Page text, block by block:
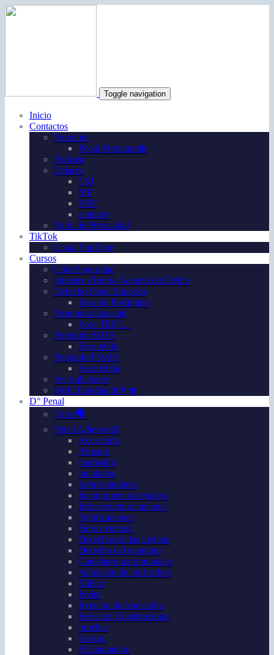
Toggle navigation
Inicio
Contactos
Premium
Penal Premium💲
Podcast
Enlaces
TSJ
MP
ENF
aepdaev
Polít. de Privacidad
TikTok
Canal YouTube
Cursos
CiberSeguridad
Intensivo Teoría General del Delito
Derecho Penal Superior
Foro de Postgrado
Programa Especial
Foro TE07…
Pregrado N03A
Foro n03a
Pregrado FS03A
Foro fs03a
Ver trabajos👀
Perfil Estudiantil👩‍🎓
D° Penal
Foros🗣️
Penal Adjetivo⚖️
Acusación
Amparo
confesión
nulidades
Sobreseimiento
Incongruencia negativa
Infraestructura racional
Notificaciones
Dolo eventual
Derechos de las víctima
Derecho del enemigo
Cautelares patrimoniales
Admisión de los hechos
Militar
Poder
Recurso de Apelación
Revisión Constitucional
pruebas
Tortura
Allanamiento